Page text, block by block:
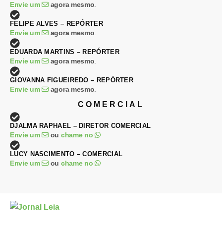
Envie um agora mesmo.
FELIPE ALVES – REPÓRTER
Envie um agora mesmo.
EDUARDA MARTINS – REPÓRTER
Envie um agora mesmo.
GIOVANNA FIGUEIREDO – REPÓRTER
Envie um agora mesmo.
COMERCIAL
DJALMA RAPHAEL – DIRETOR COMERCIAL
Envie um ou chame no
LUCY NASCIMENTO – COMERCIAL
Envie um ou chame no